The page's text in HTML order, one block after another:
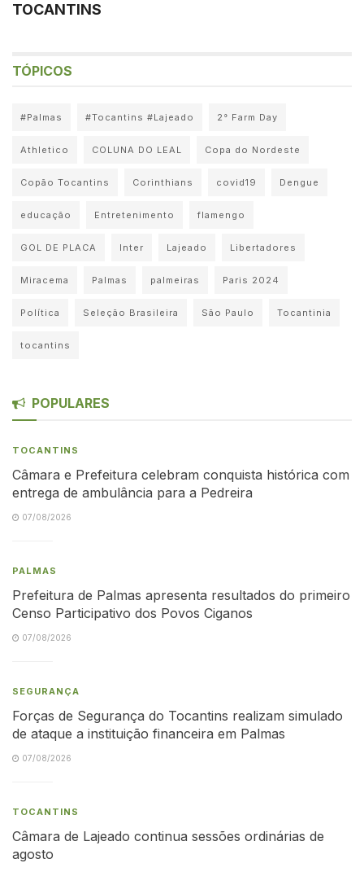
TOCANTINS
TÓPICOS
#Palmas #Tocantins #Lajeado 2° Farm Day
Athletico COLUNA DO LEAL Copa do Nordeste
Copão Tocantins Corinthians covid19 Dengue
educação Entretenimento flamengo
GOL DE PLACA Inter Lajeado Libertadores
Miracema Palmas palmeiras Paris 2024
Política Seleção Brasileira São Paulo Tocantinia
tocantins
POPULARES
TOCANTINS
Câmara e Prefeitura celebram conquista histórica com
entrega de ambulância para a Pedreira
07/08/2026
PALMAS
Prefeitura de Palmas apresenta resultados do primeiro
Censo Participativo dos Povos Ciganos
07/08/2026
SEGURANÇA
Forças de Segurança do Tocantins realizam simulado
de ataque a instituição financeira em Palmas
07/08/2026
TOCANTINS
Câmara de Lajeado continua sessões ordinárias de
agosto